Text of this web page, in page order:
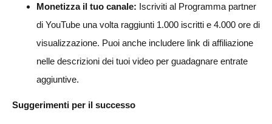
Monetizza il tuo canale: Iscriviti al Programma partner
di YouTube una volta raggiunti 1.000 iscritti e 4.000 ore di
visualizzazione. Puoi anche includere link di affiliazione
nelle descrizioni dei tuoi video per guadagnare entrate
aggiuntive.
Suggerimenti per il successo